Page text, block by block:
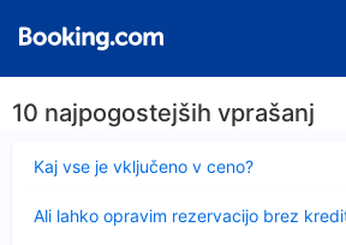
10 najpogostejših vprašanj
Kaj vse je vključeno v ceno?
Ali lahko opravim rezervacijo brez